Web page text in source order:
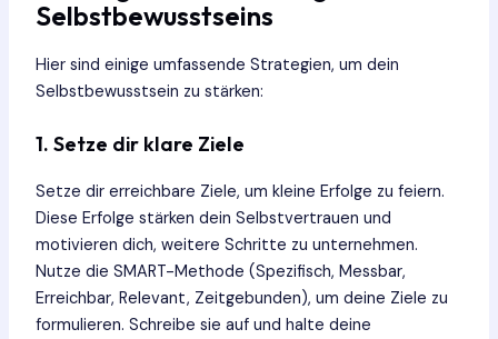
Selbstbewusstseins
Hier sind einige umfassende Strategien, um dein
Selbstbewusstsein zu stärken:
1. Setze dir klare Ziele
Setze dir erreichbare Ziele, um kleine Erfolge zu feiern.
Diese Erfolge stärken dein Selbstvertrauen und
motivieren dich, weitere Schritte zu unternehmen.
Nutze die SMART-Methode (Spezifisch, Messbar,
Erreichbar, Relevant, Zeitgebunden), um deine Ziele zu
formulieren. Schreibe sie auf und halte deine